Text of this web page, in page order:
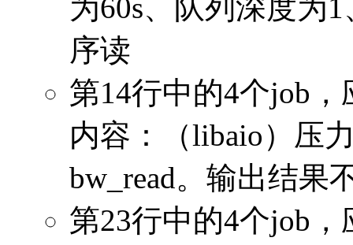
为60s、队列深度为
序读
第14行中的4个job
内容：（libaio）压
bw_read。输出结果
第23行中的4个job